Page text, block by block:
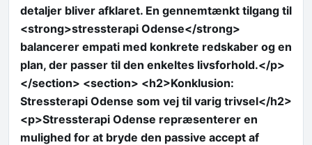
detaljer bliver afklaret. En gennemtænkt tilgang til
<strong>stressterapi Odense</strong>
balancerer empati med konkrete redskaber og en
plan, der passer til den enkeltes livsforhold.</p>
</section> <section> <h2>Konklusion:
Stressterapi Odense som vej til varig trivsel</h2>
<p>Stressterapi Odense repræsenterer en
mulighed for at bryde den passive accept af